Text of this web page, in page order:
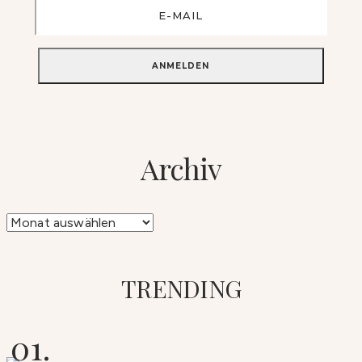
Archiv
Archiv
TRENDING